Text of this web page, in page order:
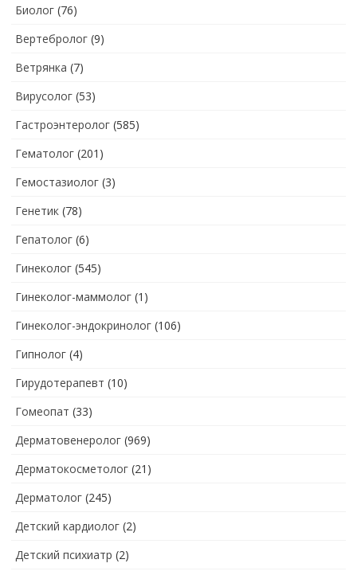
Биолог (76)
Вертебролог (9)
Ветрянка (7)
Вирусолог (53)
Гастроэнтеролог (585)
Гематолог (201)
Гемостазиолог (3)
Генетик (78)
Гепатолог (6)
Гинеколог (545)
Гинеколог-маммолог (1)
Гинеколог-эндокринолог (106)
Гипнолог (4)
Гирудотерапевт (10)
Гомеопат (33)
Дерматовенеролог (969)
Дерматокосметолог (21)
Дерматолог (245)
Детский кардиолог (2)
Детский психиатр (2)